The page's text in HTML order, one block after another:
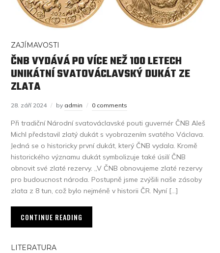
ZAJÍMAVOSTI
ČNB VYDÁVÁ PO VÍCE NEŽ 100 LETECH
UNIKÁTNÍ SVATOVÁCLAVSKÝ DUKÁT ZE
ZLATA
28. září 2024 by admin 0 comments
Při tradiční Národní svatováclavské pouti guvernér ČNB Aleš
Michl představil zlatý dukát s vyobrazením svatého Václava.
Jedná se o historicky první dukát, který ČNB vydala. Kromě
historického významu dukát symbolizuje také úsilí ČNB
obnovit své zlaté rezervy. „V ČNB obnovujeme zlaté rezervy
pro budoucnost národa. Postupně jsme zvýšili naše zásoby
zlata z 8 tun, což bylo nejméně v historii ČR. Nyní […]
CONTINUE READING
LITERATURA